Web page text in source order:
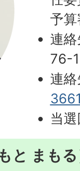
予
連
76-1
連
当
と まも